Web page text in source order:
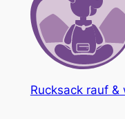
Rucksack rauf &